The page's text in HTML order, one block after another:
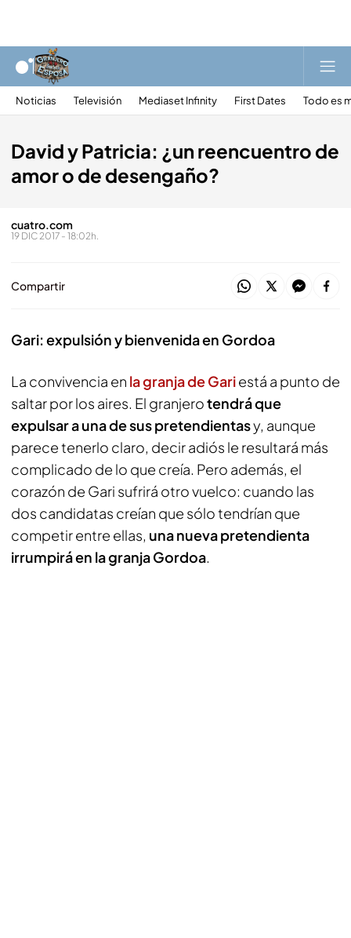
Noticias Televisión Mediaset Infinity First Dates Todo es
David y Patricia: ¿un reencuentro de
amor o de desengaño?
cuatro.com
19 DIC 2017 - 18:02h.
Compartir
Gari: expulsión y bienvenida en Gordoa
La convivencia en la granja de Gariestá a punto de
saltar por los aires. El granjerotendrá que
expulsar a una de sus pretendientasy, aunque
parece tenerlo claro, decir adiós le resultará más
complicado de lo que creía. Pero además, el
corazón de Gari sufrirá otro vuelco: cuando las
dos candidatas creían que sólo tendrían que
competir entre ellas, una nueva pretendienta
irrumpirá en la granja Gordoa.